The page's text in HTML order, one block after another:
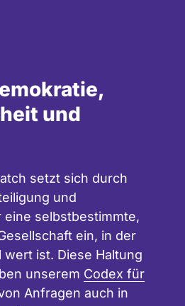
und
setzt sich durch
und
selbstbestimmte,
ein, in der
wert ist. Diese Haltung
unserem Codex für
Anfragen auch in